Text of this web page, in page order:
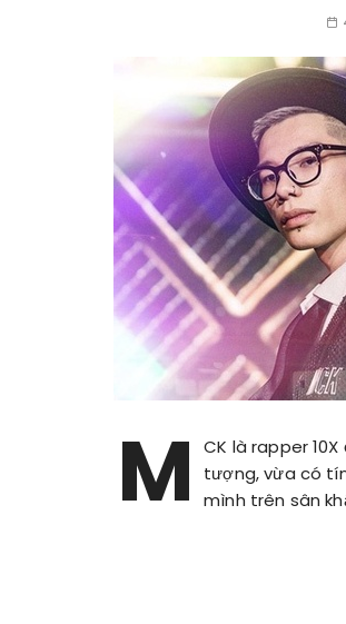
M
CK là rapper
tượng, vừa có
mình trên sân